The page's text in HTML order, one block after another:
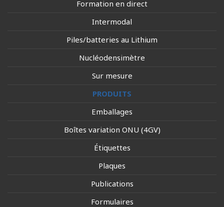
Formation en direct
Intermodal
Piles/batteries au Lithium
Nucléodensimètre
Sur mesure
PRODUITS
Emballages
Boîtes variation ONU (4GV)
Étiquettes
Plaques
Publications
Formulaires